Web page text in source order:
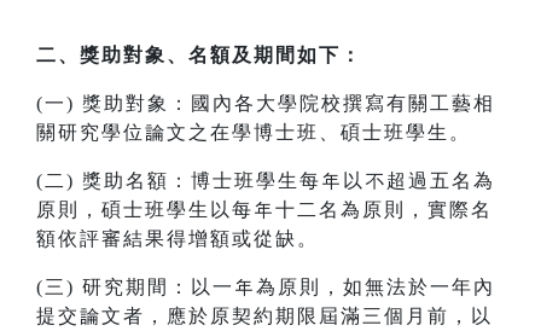
二、獎助對象、名額及期間如下：
(一) 獎助對象：國內各大學院校撰寫有關工藝相
關研究學位論文之在學博士班、碩士班學生。
(二) 獎助名額：博士班學生每年以不超過五名為
原則，碩士班學生以每年十二名為原則，實際名
額依評審結果得增額或從缺。
(三) 研究期間：以一年為原則，如無法於一年內
提交論文者，應於原契約期限屆滿三個月前，以